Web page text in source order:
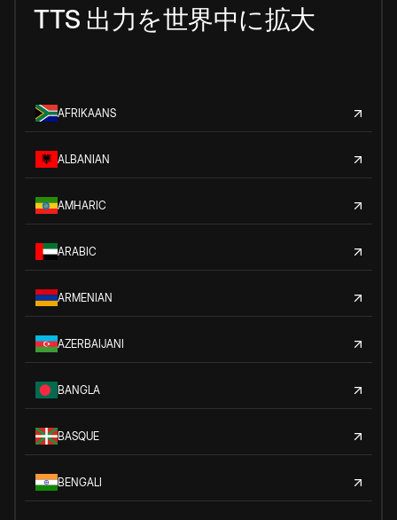
TTS 出力を世界中に拡大
AFRIKAANS
ALBANIAN
AMHARIC
ARABIC
ARMENIAN
AZERBAIJANI
BANGLA
BASQUE
BENGALI